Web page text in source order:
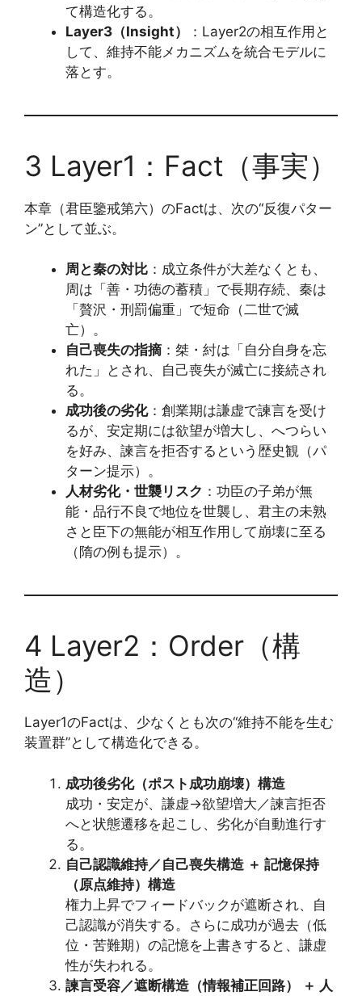
て構造化する。
Layer3（Insight）
：Layer2の相互作用と
して、維持不能メカニズムを統合モデルに
落とす。
3 Layer1：Fact（事実）
本章（君臣鑒戒第六）のFactは、次の“反復パター
ン”として並ぶ。
周と秦の対比 ：成立条件が大差なくとも、
周は「善・功徳の蓄積」で長期存続、秦は
「贅沢・刑罰偏重」で短命（二世で滅
亡）。
自己喪失の指摘：桀・紂は「自分自身を忘
れた」とされ、自己喪失が滅亡に接続され
る。
成功後の劣化：創業期は謙虚で諫言を受け
るが、安定期には欲望が増大し、へつらい
を好み、諫言を拒否するという歴史観（パ
ターン提示）。
人材劣化・世襲リスク ：功臣の子弟が無
能・品行不良で地位を世襲し、君主の未熟
さと臣下の無能が相互作用して崩壊に至る
（隋の例も提示）。
4 Layer2：Order（構
造）
Layer1のFactは、少なくとも次の“維持不能を生む
装置群”として構造化できる。
成功後劣化（ポスト成功崩壊）構造
成功・安定が、謙虚→欲望増大／諫言拒否
へと状態遷移を起こし、劣化が自動進行す
る。
自己認識維持／自己喪失構造 ＋ 記憶保持
（原点維持）構造
権力上昇でフィードバックが遮断され、自
己認識が消失する。さらに成功が過去（低
位・苦難期）の記憶を上書きすると、謙虚
性が失われる。
諫言受容／遮断構造（情報補正回路） ＋ 人